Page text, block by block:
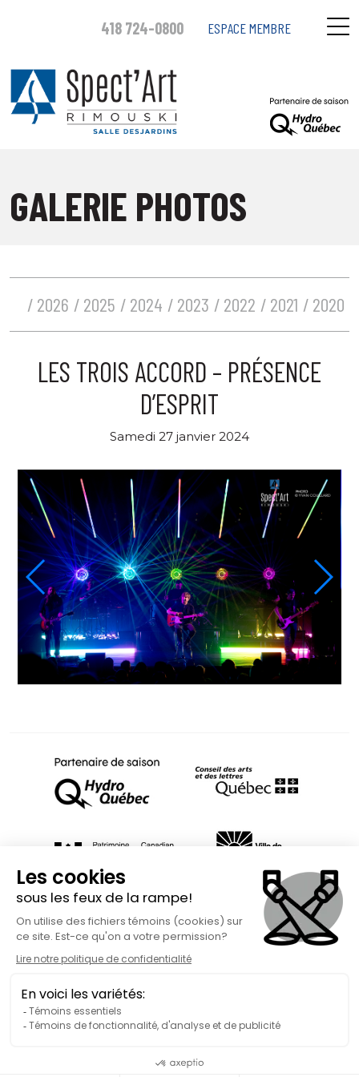
418 724-0800 ESPACE MEMBRE
GALERIE PHOTOS
2026 2025 2024 2023 2022 2021 2020
LES TROIS ACCORD – PRÉSENCE
D’ESPRIT
Samedi 27 janvier 2024